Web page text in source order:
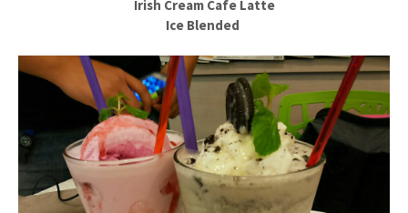
Irish Cream Cafe Latte
Ice Blended